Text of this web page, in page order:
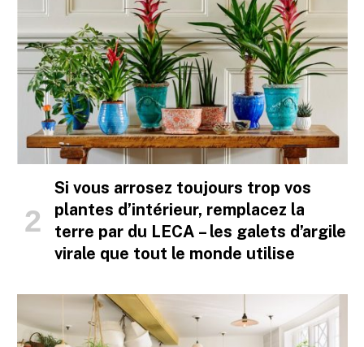
Si vous arrosez toujours trop vos
plantes d’intérieur, remplacez la
terre par du LECA – les galets d’argile
virale que tout le monde utilise